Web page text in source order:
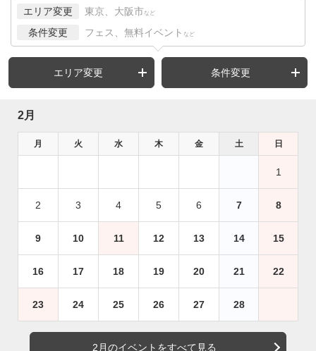
エリア変更 東京、大阪市 など
条件変更 フェス、無料イベント など
エリア変更 条件変更
2月
月 火 水 木 金 土 日
1
2 3 4 5 6 7 8
9 10 11 12 13 14 15
16 17 18 19 20 21 22
23 24 25 26 27 28
2月のイベントをすべて見る